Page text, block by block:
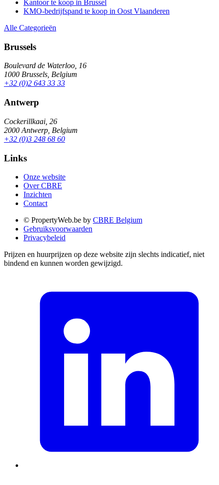
Kantoor te koop in Brussel
KMO-bedrijfspand te koop in Oost Vlaanderen
Alle Categorieën
Brussels
Boulevard de Waterloo, 16
1000 Brussels, Belgium
+32 (0)2 643 33 33
Antwerp
Cockerillkaai, 26
2000 Antwerp, Belgium
+32 (0)3 248 68 60
Links
Onze website
Over CBRE
Inzichten
Contact
© PropertyWeb.be by CBRE Belgium
Gebruiksvoorwaarden
Privacybeleid
Prijzen en huurprijzen op deze website zijn slechts indicatief, niet
bindend en kunnen worden gewijzigd.